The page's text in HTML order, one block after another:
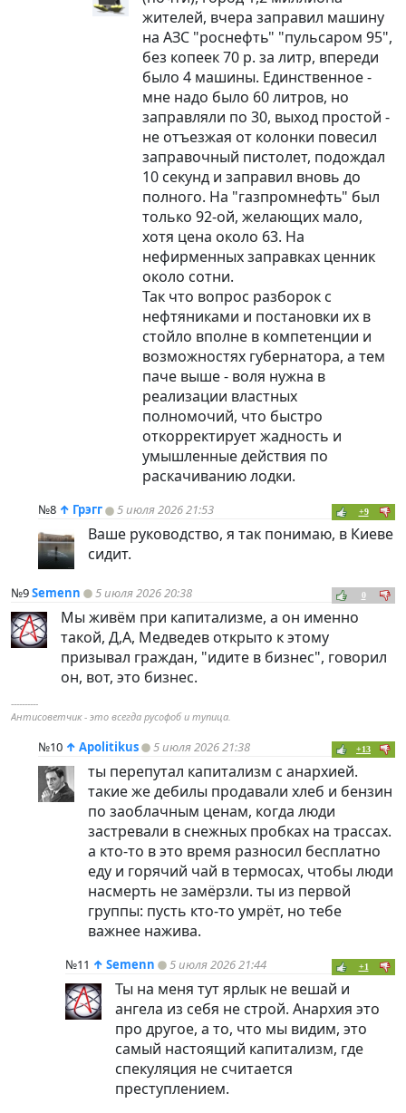
жителей, вчера заправил машину
на АЗС "роснефть" "пульсаром 95",
без копеек 70 р. за литр, впереди
было 4 машины. Единственное -
мне надо было 60 литров, но
заправляли по 30, выход простой -
не отъезжая от колонки повесил
заправочный пистолет, подождал
10 секунд и заправил вновь до
полного. На "газпромнефть" был
только 92-ой, желающих мало,
хотя цена около 63. На
нефирменных заправках ценник
около сотни.
Так что вопрос разборок с
нефтяниками и постановки их в
стойло вполне в компетенции и
возможностях губернатора, а тем
паче выше - воля нужна в
реализации властных
полномочий, что быстро
откорректирует жадность и
умышленные действия по
раскачиванию лодки.
№8 ↑ Грэгг 5 июля 2026 21:53 +9
Ваше руководство, я так понимаю, в Киеве
сидит.
№9Semenn 5 июля 2026 20:38 0
Мы живём при капитализме, а он именно
такой, Д,А, Медведев открыто к этому
призывал граждан, "идите в бизнес", говорил
он, вот, это бизнес.
----------
Антисоветчик - это всегда русофоб и тупица.
№10 ↑ Apolitikus 5 июля 2026 21:38 +13
ты перепутал капитализм с анархией.
такие же дебилы продавали хлеб и бензин
по заоблачным ценам, когда люди
застревали в снежных пробках на трассах.
а кто-то в это время разносил бесплатно
еду и горячий чай в термосах, чтобы люди
насмерть не замёрзли. ты из первой
группы: пусть кто-то умрёт, но тебе
важнее нажива.
№11 ↑ Semenn 5 июля 2026 21:44 +1
Ты на меня тут ярлык не вешай и
ангела из себя не строй. Анархия это
про другое, а то, что мы видим, это
самый настоящий капитализм, где
спекуляция не считается
преступлением.